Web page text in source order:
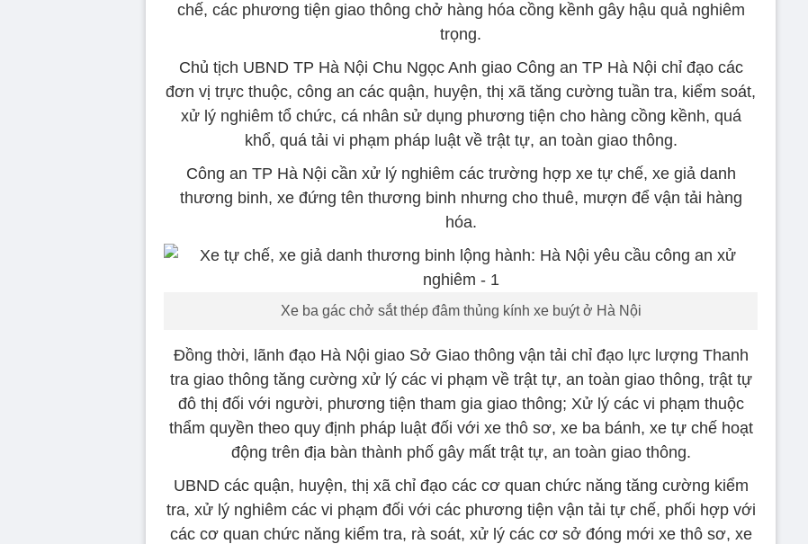
chế, các phương tiện giao thông chở hàng hóa cồng kềnh gây hậu quả nghiêm
trọng.
Chủ tịch UBND TP Hà Nội Chu Ngọc Anh giao Công an TP Hà Nội chỉ đạo các
đơn vị trực thuộc, công an các quận, huyện, thị xã tăng cường tuần tra, kiểm soát,
xử lý nghiêm tổ chức, cá nhân sử dụng phương tiện cho hàng cồng kềnh, quá
khổ, quá tải vi phạm pháp luật về trật tự, an toàn giao thông.
Công an TP Hà Nội cần xử lý nghiêm các trường hợp xe tự chế, xe giả danh
thương binh, xe đứng tên thương binh nhưng cho thuê, mượn để vận tải hàng
hóa.
Xe ba gác chở sắt thép đâm thủng kính xe buýt ở Hà Nội
Đồng thời, lãnh đạo Hà Nội giao Sở Giao thông vận tải chỉ đạo lực lượng Thanh
tra giao thông tăng cường xử lý các vi phạm về trật tự, an toàn giao thông, trật tự
đô thị đối với người, phương tiện tham gia giao thông; Xử lý các vi phạm thuộc
thẩm quyền theo quy định pháp luật đối với xe thô sơ, xe ba bánh, xe tự chế hoạt
động trên địa bàn thành phố gây mất trật tự, an toàn giao thông.
UBND các quận, huyện, thị xã chỉ đạo các cơ quan chức năng tăng cường kiểm
tra, xử lý nghiêm các vi phạm đối với các phương tiện vận tải tự chế, phối hợp với
các cơ quan chức năng kiểm tra, rà soát, xử lý các cơ sở đóng mới xe thô sơ, xe